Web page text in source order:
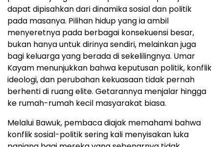
dapat dipisahkan dari dinamika sosial dan politik
pada masanya. Pilihan hidup yang ia ambil
menyeretnya pada berbagai konsekuensi besar,
bukan hanya untuk dirinya sendiri, melainkan juga
bagi keluarga yang berada di sekelilingnya. Umar
Kayam menunjukkan bahwa keputusan politik, konflik
ideologi, dan perubahan kekuasaan tidak pernah
berhenti di ruang elite. Getarannya menjalar hingga
ke rumah-rumah kecil masyarakat biasa.
Melalui Bawuk, pembaca diajak memahami bahwa
konflik sosial-politik sering kali menyisakan luka